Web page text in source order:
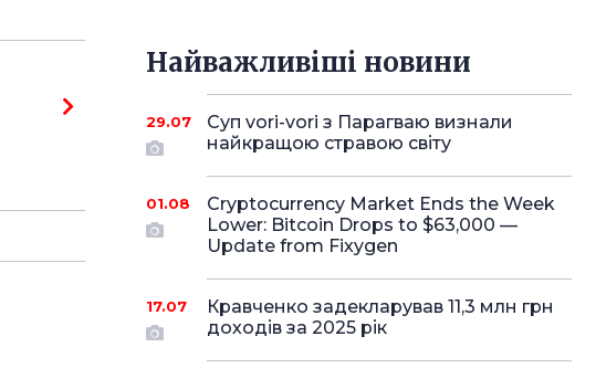
Найважливіші новини
29.07
Суп vori-vori з Парагваю визнали
найкращою стравою світу
01.08
Cryptocurrency Market Ends the Week
Lower: Bitcoin Drops to $63,000 —
Update from Fixygen
17.07
Кравченко задекларував 11,3 млн грн
доходів за 2025 рік